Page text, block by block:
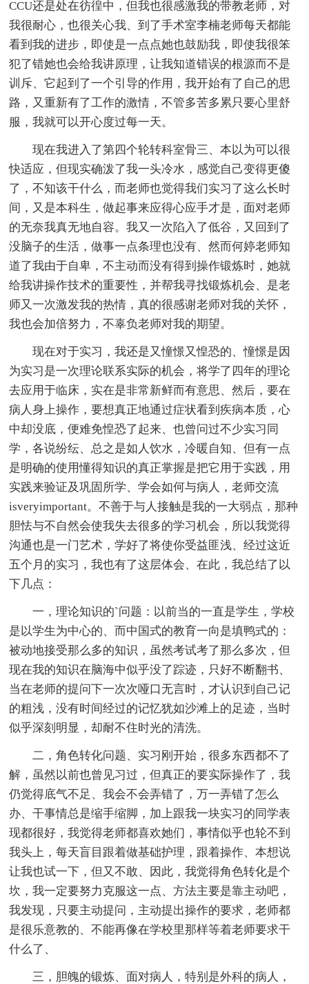
CCU还是处在彷徨中，但我也很感激我的带教老师，对
我很耐心，也很关心我、到了手术室李楠老师每天都能
看到我的进步，即使是一点点她也鼓励我，即使我很笨
犯了错她也会给我讲原理，让我知道错误的根源而不是
训斥、它起到了一个引导的作用，我开始有了自己的思
路，又重新有了工作的激情，不管多苦多累只要心里舒
服，我就可以开心度过每一天。
现在我进入了第四个轮转科室骨三、本以为可以很
快适应，但现实确泼了我一头冷水，感觉自己变得更傻
了，不知该干什么，而老师也觉得我们实习了这么长时
间，又是本科生，做起事来应得心应手才是，面对老师
的无奈我真无地自容。我又一次陷入了低谷，又回到了
没脑子的生活，做事一点条理也没有、然而何婷老师知
道了我由于自卑，不主动而没有得到操作锻炼时，她就
给我讲操作技术的重要性，并帮我寻找锻炼机会、是老
师又一次激发我的热情，真的很感谢老师对我的关怀，
我也会加倍努力，不辜负老师对我的期望。
现在对于实习，我还是又憧憬又惶恐的、憧憬是因
为实习是一次理论联系实际的机会，将学了四年的理论
去应用于临床，实在是非常新鲜而有意思、然后，要在
病人身上操作，要想真正地通过症状看到疾病本质，心
中却没底，便难免惶恐了起来、也曾问过不少实习同
学，各说纷纭、总之是如人饮水，冷暖自知、但有一点
是明确的使用懂得知识的真正掌握是把它用于实践，用
实践来验证及巩固所学、学会如何与病人，老师交流
isveryimportant。不善于与人接触是我的一大弱点，那种
胆怯与不自然会使我失去很多的学习机会，所以我觉得
沟通也是一门艺术，学好了将使你受益匪浅、经过这近
五个月的实习，我也有了这层体会、在此，我总结了以
下几点：
一，理论知识的`问题：以前当的一直是学生，学校
是以学生为中心的、而中国式的教育一向是填鸭式的：
被动地接受那么多的知识，虽然考试考了那么多次，但
现在我的知识在脑海中似乎没了踪迹，只好不断翻书、
当在老师的提问下一次次哑口无言时，才认识到自己记
的粗浅，没有时间经过的记忆犹如沙滩上的足迹，当时
似乎深刻明显，却耐不住时光的清洗。
二，角色转化问题、实习刚开始，很多东西都不了
解，虽然以前也曾见习过，但真正的要实际操作了，我
仍觉得底气不足、我会不会弄错了，万一弄错了怎么
办、干事情总是缩手缩脚，加上跟我一块实习的同学表
现都很好，我觉得老师都喜欢她们，事情似乎也轮不到
我头上，每天盲目跟着做基础护理，跟着操作、本想说
让我也试一下，但又不敢、因此，我觉得角色转化是个
坎，我一定要努力克服这一点、方法主要是靠主动吧，
我发现，只要主动提问，主动提出操作的要求，老师都
是很乐意教的、不能再像在学校里那样等着老师要求干
什么了、
三，胆魄的锻炼、面对病人，特别是外科的病人，